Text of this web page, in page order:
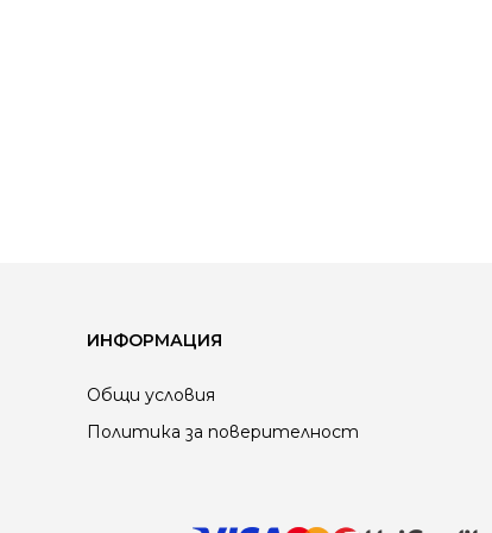
ИНФОРМАЦИЯ
Общи условия
Политика за поверителност